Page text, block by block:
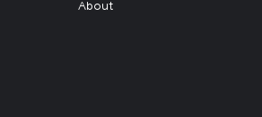
About